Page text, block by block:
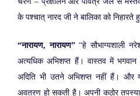
के पश्चात् नारद जी ने बालिका को निहारते
“नारायण, नारायण”“हे सौभाग्यशाली
अत्यधिक अभिशप्त हैं। वास्तव में
अदिति भी उतने अभिशप्त नहीं हैं। और
अवतरण हो सकती है। अपनी कठोर